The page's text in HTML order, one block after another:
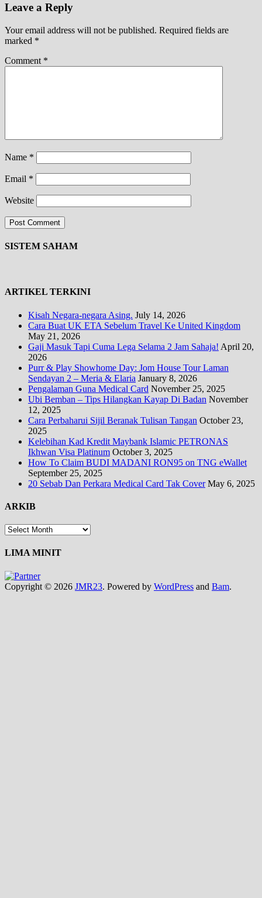
Leave a Reply
Your email address will not be published. Required fields are
marked *
Comment *
Name *
Email *
Website
SISTEM SAHAM
ARTIKEL TERKINI
Kisah Negara-negara Asing. July 14, 2026
Cara Buat UK ETA Sebelum Travel Ke United Kingdom
May 21, 2026
Gaji Masuk Tapi Cuma Lega Selama 2 Jam Sahaja! April 20,
2026
Purr & Play Showhome Day: Jom House Tour Laman
Sendayan 2 – Meria & Elaria January 8, 2026
Pengalaman Guna Medical Card November 25, 2025
Ubi Bemban – Tips Hilangkan Kayap Di Badan November
12, 2025
Cara Perbaharui Sijil Beranak Tulisan Tangan October 23,
2025
Kelebihan Kad Kredit Maybank Islamic PETRONAS
Ikhwan Visa Platinum October 3, 2025
How To Claim BUDI MADANI RON95 on TNG eWallet
September 25, 2025
20 Sebab Dan Perkara Medical Card Tak Cover May 6, 2025
ARKIB
ARKIB
LIMA MINIT
Copyright © 2026 JMR23. Powered by WordPress and Bam.